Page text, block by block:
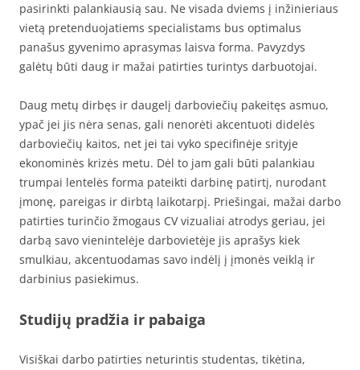
pasirinkti palankiausią sau. Ne visada dviems į inžinieriaus
vietą pretenduojatiems specialistams bus optimalus
panašus gyvenimo aprasymas laisva forma. Pavyzdys
galėtų būti daug ir mažai patirties turintys darbuotojai.
Daug metų dirbęs ir daugelį darboviečių pakeitęs asmuo,
ypač jei jis nėra senas, gali nenorėti akcentuoti didelės
darboviečių kaitos, net jei tai vyko specifinėje srityje
ekonominės krizės metu. Dėl to jam gali būti palankiau
trumpai lentelės forma pateikti darbinę patirtį, nurodant
įmonę, pareigas ir dirbtą laikotarpį. Priešingai, mažai darbo
patirties turinčio žmogaus CV vizualiai atrodys geriau, jei
darbą savo vienintelėje darbovietėje jis aprašys kiek
smulkiau, akcentuodamas savo indėlį į įmonės veiklą ir
darbinius pasiekimus.
Studijų pradžia ir pabaiga
Visiškai darbo patirties neturintis studentas, tikėtina,